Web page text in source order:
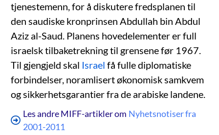
tjenestemenn, for å diskutere fredsplanen til
den saudiske kronprinsen Abdullah bin Abdul
Aziz al-Saud. Planens hovedelementer er full
israelsk tilbaketrekning til grensene før 1967.
Til gjengjeld skal Israel få fulle diplomatiske
forbindelser, noramlisert økonomisk samkvem
og sikkerhetsgarantier fra de arabiske landene.
Les andre MIFF-artikler om Nyhetsnotiser fra
2001-2011